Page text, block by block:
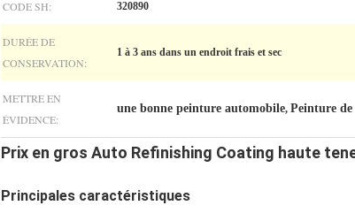
CODE SH: 320890
DURÉE DE
CONSERVATION:
1 à 3 ans dans un endroit frais et sec
METTRE EN
ÉVIDENCE:
une bonne peinture automobile, Peinture
Prix en gros Auto Refinishing Coating haute
Principales caractéristiques